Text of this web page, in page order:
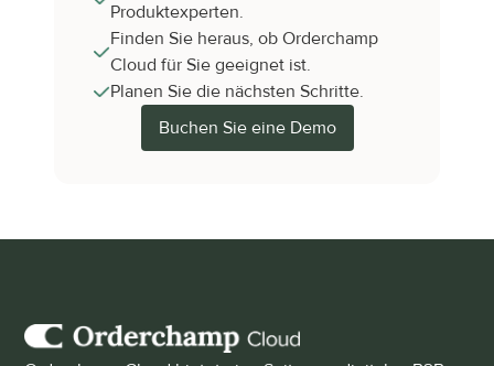
Produktexperten.
Finden Sie heraus, ob Orderchamp
Cloud für Sie geeignet ist.
Planen Sie die nächsten Schritte.
Buchen Sie eine Demo